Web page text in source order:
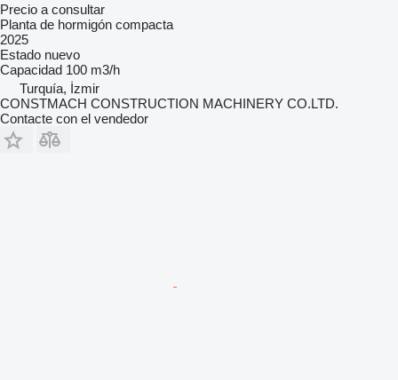
Precio a consultar
Planta de hormigón compacta
2025
Estado nuevo
Capacidad 100 m3/h
Turquía, İzmir
CONSTMACH CONSTRUCTION MACHINERY CO.LTD.
Contacte con el vendedor